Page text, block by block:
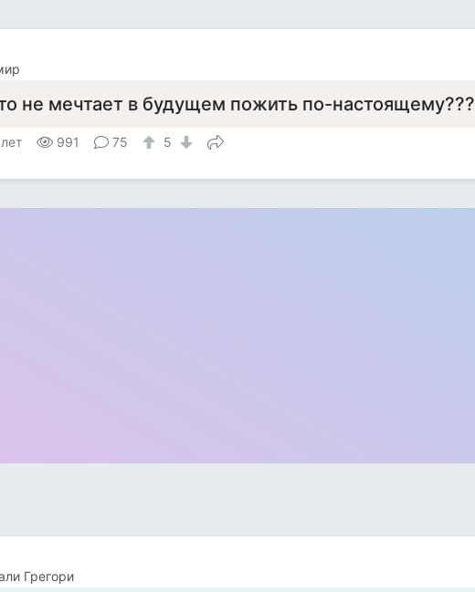
не мечтает в будущем пожить по-настоящему???
991 75 5
Грегори